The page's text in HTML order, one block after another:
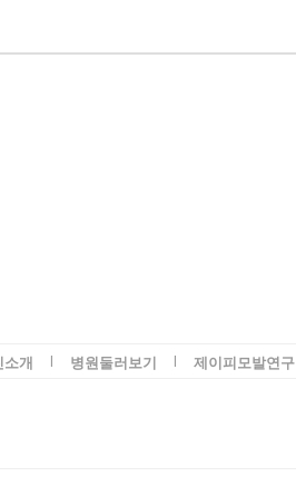
개 병원둘러보기 제이피모발연구